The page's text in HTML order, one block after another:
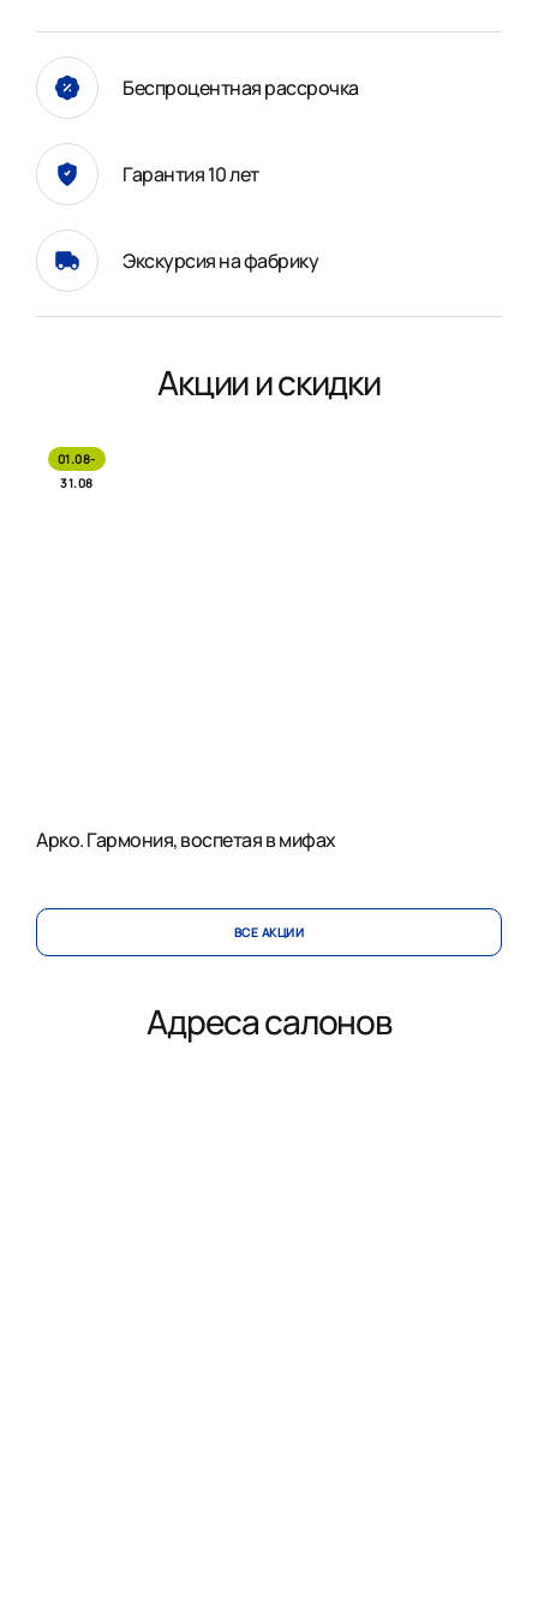
Беспроцентная рассрочка
Гарантия 10 лет
Экскурсия на фабрику
Акции и скидки
01.08-
31.08
Арко. Гармония, воспетая в мифах
ВСЕ АКЦИИ
Адреса салонов